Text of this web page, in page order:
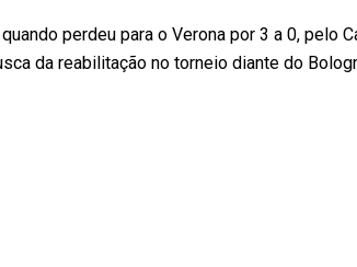
perdeu para o Verona por 3 a 0, pelo
da reabilitação no torneio diante do